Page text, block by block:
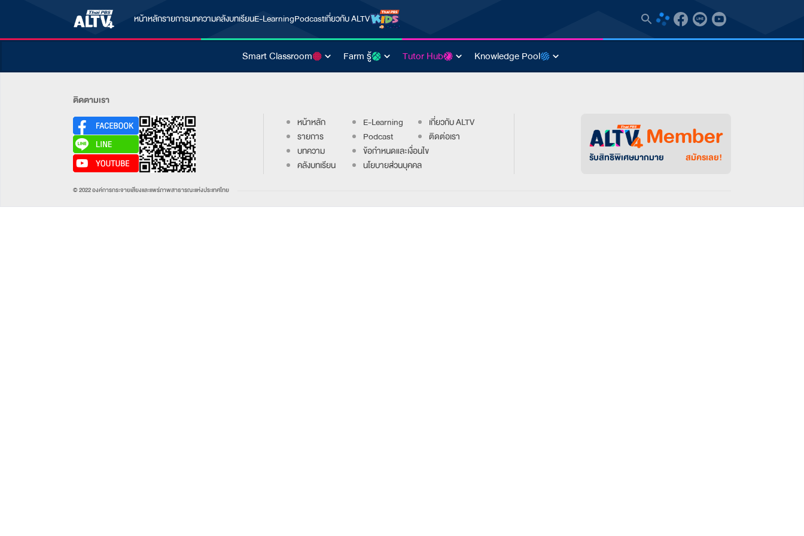
หน้าหลักรายการบทความคลังบทเรียนE-LearningPodcastเกี่ยวกับ ALTV
Smart Classroom Farm รู้ Tutor Hub Knowledge Pool
ติดตามเรา
หน้าหลัก
รายการ
บทความ
คลังบทเรียน
E-Learning
Podcast
ข้อกำหนดและเงื่อนไข
นโยบายส่วนบุคคล
เกี่ยวกับ ALTV
ติดต่อเรา
Member
รับสิทธิพิเศษมากมาย สมัครเลย!
© 2022 องค์การกระจายเสียงและแพร่ภาพสาธารณะแห่งประเทศไทย